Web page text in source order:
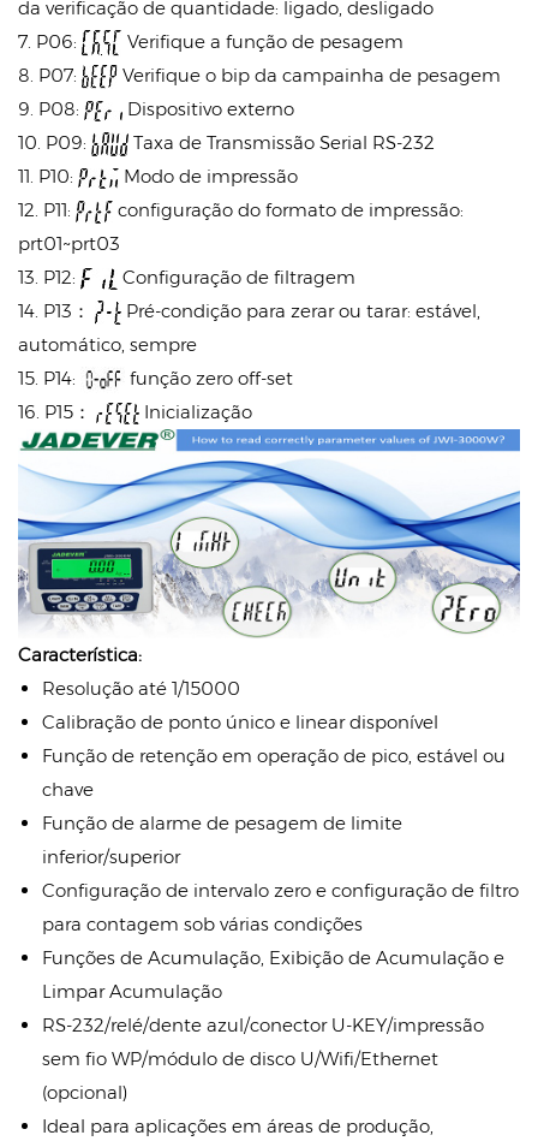
da verificação de quantidade: ligado, desligado
7. P06:
Verifique a função de pesagem
8. P07:
Verifique o bip da campainha de pesagem
9. P08:
Dispositivo externo
10. P09:
Taxa de Transmissão Serial RS-232
11. P10:
Modo de impressão
12. P11:
configuração do formato de impressão:
prt01~prt03
13. P12:
Configuração de filtragem
14. P13：
Pré-condição para zerar ou tarar: estável,
automático, sempre
15. P14:
função zero off-set
16. P15：
Inicialização
Característica:
Resolução até 1/15000
Calibração de ponto único e linear disponível
Função de retenção em operação de pico, estável ou
chave
Função de alarme de pesagem de limite
inferior/superior
Configuração de intervalo zero e configuração de filtro
para contagem sob várias condições
Funções de Acumulação, Exibição de Acumulação e
Limpar Acumulação
RS-232/relé/dente azul/conector U-KEY/impressão
sem fio WP/módulo de disco U/Wifi/Ethernet
(opcional)
Ideal para aplicações em áreas de produção,